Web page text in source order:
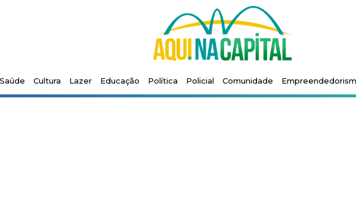
Saúde Cultura Lazer Educação Política Policial Comunidade